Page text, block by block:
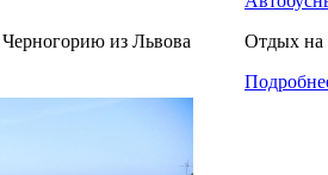
Отдых на